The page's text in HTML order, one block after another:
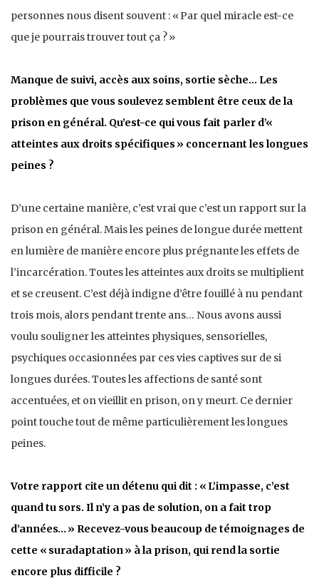
personnes nous disent souvent : « Par quel miracle est-ce
que je pourrais trouver tout ça ? »
Manque de suivi, accès aux soins, sortie sèche… Les
problèmes que vous soulevez semblent être ceux de la
prison en général. Qu’est-ce qui vous fait parler d’«
atteintes aux droits spécifiques » concernant les longues
peines ?
D’une certaine manière, c’est vrai que c’est un rapport sur la
prison en général. Mais les peines de longue durée mettent
en lumière de manière encore plus prégnante les effets de
l’incarcération. Toutes les atteintes aux droits se multiplient
et se creusent. C’est déjà indigne d’être fouillé à nu pendant
trois mois, alors pendant trente ans… Nous avons aussi
voulu souligner les atteintes physiques, sensorielles,
psychiques occasionnées par ces vies captives sur de si
longues durées. Toutes les affections de santé sont
accentuées, et on vieillit en prison, on y meurt. Ce dernier
point touche tout de même particulièrement les longues
peines.
Votre rapport cite un détenu qui dit : « L’impasse, c’est
quand tu sors. Il n’y a pas de solution, on a fait trop
d’années… » Recevez-vous beaucoup de témoignages de
cette « suradaptation » à la prison, qui rend la sortie
encore plus difficile ?